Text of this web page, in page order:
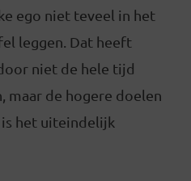
ego niet teveel in het
leggen. Dat heeft
niet de hele tijd
maar de hogere doelen
het uiteindelijk